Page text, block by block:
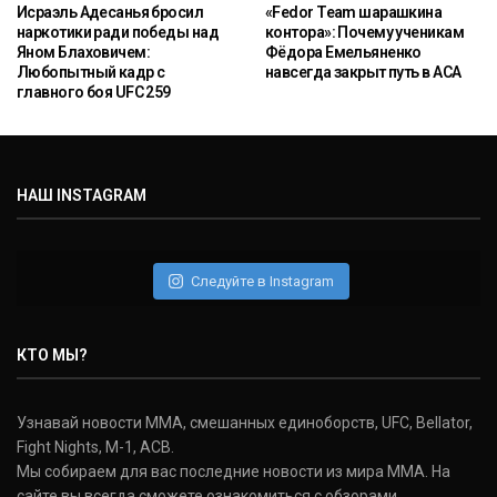
Исраэль Адесанья бросил
наркотики ради победы над
Яном Блаховичем:
Любопытный кадр с
главного боя UFC 259
«Fedor Team шарашкина
контора»: Почему ученикам
Фёдора Емельяненко
навсегда закрыт путь в ACA
НАШ INSTAGRAM
Следуйте в Instagram
КТО МЫ?
Узнавай новости ММА, смешанных единоборств, UFC, Bellator,
Fight Nights, M-1, ACB.
Мы собираем для вас последние новости из мира ММА. На